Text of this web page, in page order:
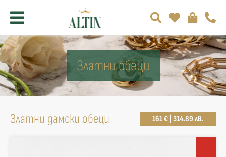
Златни обеци
Златни дамски обеци 161 € | 314.89 лв.